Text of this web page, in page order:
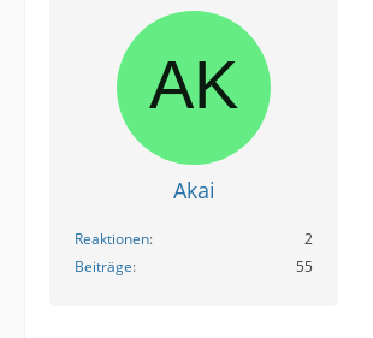
Akai
Reaktionen
2
Beiträge
55